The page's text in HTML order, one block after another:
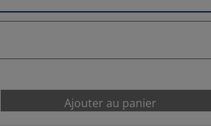
Ajouter au panier